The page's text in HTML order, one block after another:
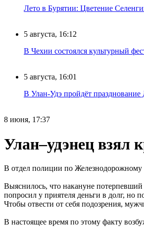
Лето в Бурятии: Цветение
5 августа, 16:12
В Чехии состоялся культурный
5 августа, 16:01
В Улан-Удэ пройдёт празднование
8 июня, 17:37
Улан–удэнец взял
В отдел полиции по Железнодорожному
Выяснилось, что накануне потерпевший
попросил у приятеля деньги в долг, но
Чтобы отвести от себя подозрения,
В настоящее время по этому факту